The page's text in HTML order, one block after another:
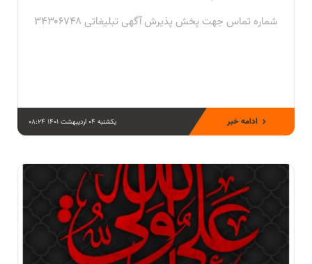
شماره تماس جهت پخش پذیرش آگهی تبلیغاتی ۳۴۳۰۶۷۴۸
یکشنبه 04 اردیبهشت 1401 08:24 ادامه خبر